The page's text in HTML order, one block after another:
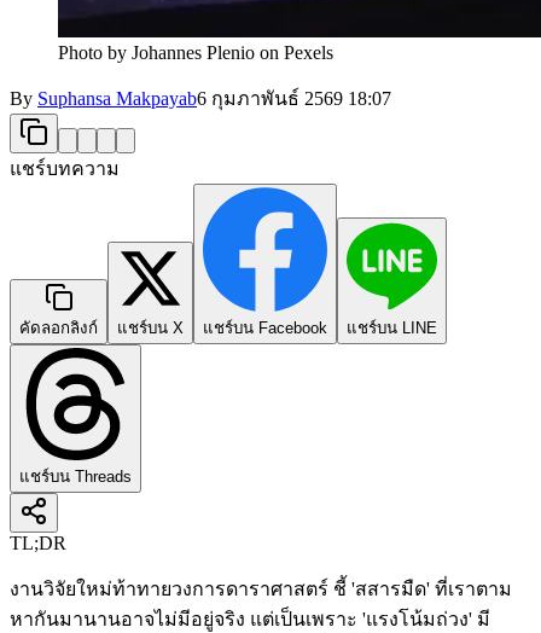
Photo by Johannes Plenio on Pexels
By Suphansa Makpayab6 กุมภาพันธ์ 2569 18:07
แชร์บทความ
คัดลอกลิงก์ แชร์บน X แชร์บน Facebook แชร์บน LINE
แชร์บน Threads
TL;DR
งานวิจัยใหม่ท้าทายวงการดาราศาสตร์ ชี้ 'สสารมืด' ที่เราตาม
หากันมานานอาจไม่มีอยู่จริง แต่เป็นเพราะ 'แรงโน้มถ่วง' มี